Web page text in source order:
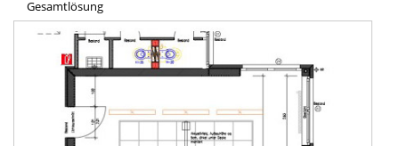
Gesamtlösung